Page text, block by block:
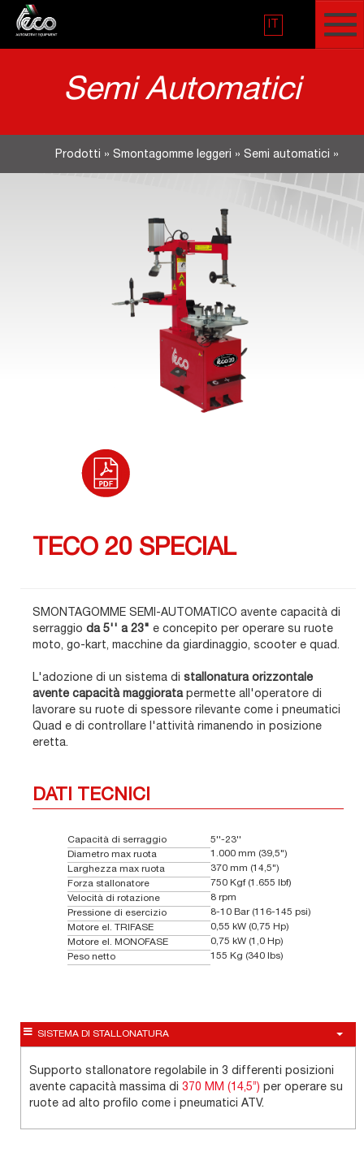
IT
Semi Automatici
Prodotti » Smontagomme leggeri » Semi automatici »
TECO 20 SPECIAL
SMONTAGOMME SEMI-AUTOMATICO avente capacità di
serraggio da 5'' a 23" e concepito per operare su ruote
moto, go-kart, macchine da giardinaggio, scooter e quad.
L'adozione di un sistema di stallonatura orizzontale
avente capacità maggiorata permette all'operatore di
lavorare su ruote di spessore rilevante come i pneumatici
Quad e di controllare l'attività rimanendo in posizione
eretta.
DATI TECNICI
Capacità di serraggio
5''-23''
Diametro max ruota
1.000 mm (39,5")
Larghezza max ruota
370 mm (14,5")
Forza stallonatore
750 Kgf (1.655 lbf)
Velocità di rotazione
8 rpm
Pressione di esercizio
8-10 Bar (116-145 psi)
Motore el. TRIFASE
0,55 kW (0,75 Hp)
Motore el. MONOFASE
0,75 kW (1,0 Hp)
Peso netto
155 Kg (340 lbs)
SISTEMA DI STALLONATURA
Supporto stallonatore regolabile in 3 differenti posizioni
avente capacità massima di 370 MM (14,5’’) per operare su
ruote ad alto profilo come i pneumatici ATV.